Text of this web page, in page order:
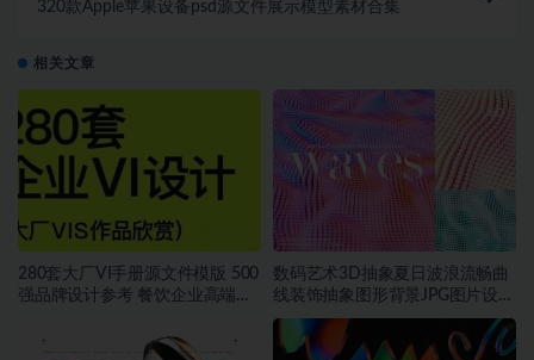
320款Apple苹果设备psd源文件展示模型素材合集
相关文章
280套大厂VI手册源文件模版 500
强品牌设计参考 餐饮企业高端矢
数码艺术3D抽象夏日波浪流畅曲
线装饰抽象图形背景JPG图片设计
素材